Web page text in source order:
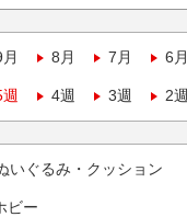
8月 7月 6月
4週 3週 2週
いぐるみ・クッション
ビー